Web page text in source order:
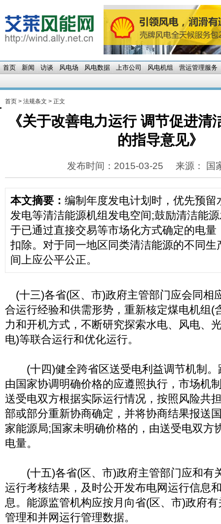
首页 新闻 访谈 风电场 风电数据 上市公司 风电机组 营运管理服务
首页 > 法规条文 > 正文
《关于改善电力运行 调节促进清
的指导意见》
发布时间：2015-03-25 来源： 国
本文摘要： 编制年度发电计划时，优先预留
发电等清洁能源机组发电空间;鼓励清洁能
于已通过直接交易等市场化方式确定的电量
扣除。对于同一地区同类清洁能源的不同生
间上应公平公正。
(十三)各省(区、市)政府主管部门应会同相
合运行经验和供需形势，重新核定煤电机组(
力和开机方式，不断研究探索水电、风电、
电)等联合运行和优化运行。
(十四)健全跨省区送受电利益调节机制。
由国家协调明确价格的应遵照执行，市场机
送受电双方根据实际运行情况，按照风险共
部或部分重新协商确定，并将协商结果报送
家能源局;国家未明确价格的，由送受电双方
电量。
(十五)各省(区、市)政府主管部门应和有
运行考核结果，及时公开发布电网运行信息
息。能源监管机构应按月向省(区、市)政府
管理和并网运行管理数据。